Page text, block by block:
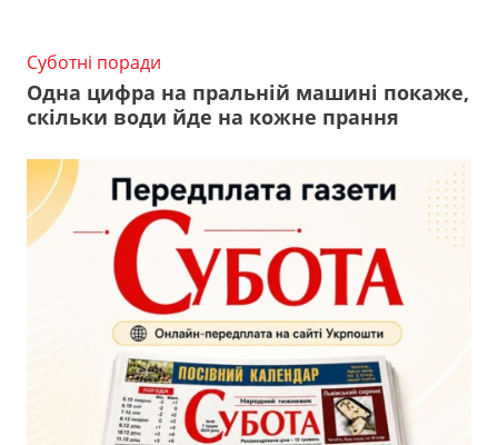
Суботні поради
Одна цифра на пральній машині покаже,
скільки води йде на кожне прання